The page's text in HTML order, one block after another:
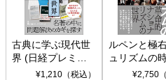
古典に学ぶ現代世
界 (日経プレミア
シリーズ)¥1,210（税込）
ルペンと極
ュリズムの時
〈ヤヌス〉
¥2,750